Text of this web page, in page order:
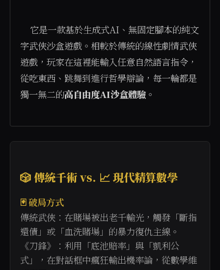
字武俠沙盒遊戲。相較於傳統的線性劇情武俠
遊戲，玩家在這裡能輸入任意自然語言指令，
從吃東西、跳舞到進行哲學辯論，每一輪都是
獨一無二的高自由度AI沙盒體驗 。
🎲 傳統千術 vs. 📈 現代精算數學
🃏 破局方式
傳統武俠：在賭場被出老千輸光，觸發「斷指
還債」或「血洗賭場」的暴力復仇主線。
《刀鋒》：利用「底池賠率」與「凱利公
式」，在對話框中瘋狂輸出機率論，從數學維